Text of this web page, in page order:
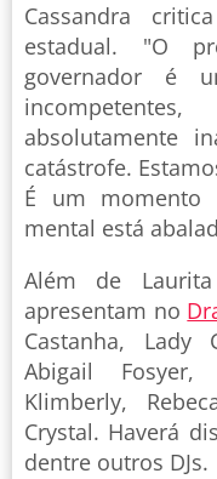
Cassandra
estadual. "O
governador é
absolutamente
catástrofe.
É um momento
mental está
Além de
apresentam no
Castanha, Lady
Abigail Fosyer,
Klimberly,
Crystal. Haverá
dentre outros DJs.